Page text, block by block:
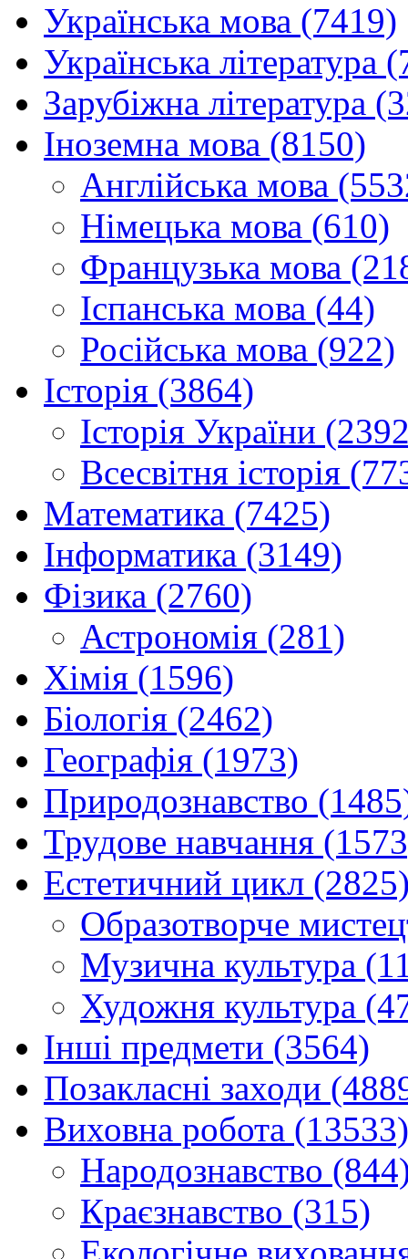
Українська мова (7419)
Українська література
Зарубіжна література
Іноземна мова (8150)
Англійська мова
Німецька мова (610)
Французька мова
Іспанська мова (44)
Російська мова (922)
Історія (3864)
Історія України
Всесвітня історія
Математика (7425)
Інформатика (3149)
Фізика (2760)
Астрономія (281)
Хімія (1596)
Біологія (2462)
Географія (1973)
Природознавство
Трудове навчання
Естетичний цикл
Образотворче
Музична культура
Художня культура
Інші предмети (3564)
Позакласні заходи
Виховна робота (13533)
Народознавство
Краєзнавство (315)